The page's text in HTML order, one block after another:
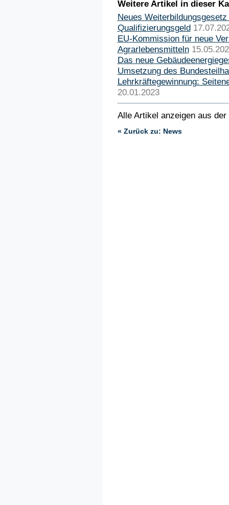
Weitere Artikel in dieser
Neues
Qualifizierungsgeld
EU-Kommission für neue
Agrarlebensmitteln
Das neue
Umsetzung des
Lehrkräftegewinnung:
20.01.2023
Alle Artikel anzeigen aus
« Zurück zu: News